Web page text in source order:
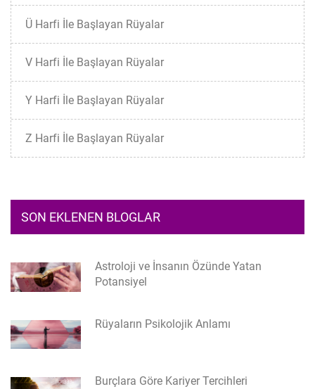
Ü Harfi İle Başlayan Rüyalar
V Harfi İle Başlayan Rüyalar
Y Harfi İle Başlayan Rüyalar
Z Harfi İle Başlayan Rüyalar
SON EKLENEN BLOGLAR
Astroloji ve İnsanın Özünde Yatan
Potansiyel
Rüyaların Psikolojik Anlamı
Burçlara Göre Kariyer Tercihleri